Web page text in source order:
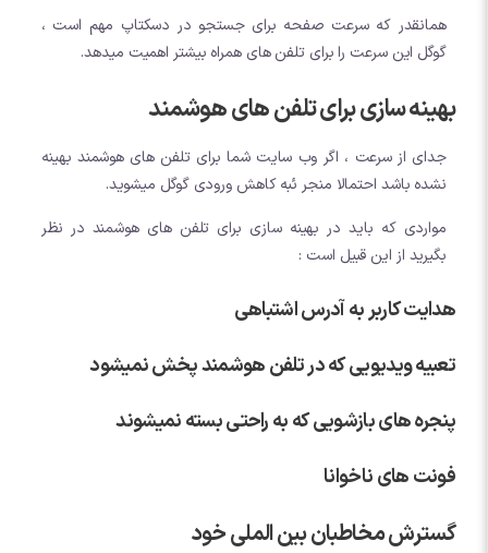
همانقدر که سرعت صفحه برای جستجو در دسکتاپ مهم است ،
گوگل این سرعت را برای تلفن های همراه بیشتر اهمیت میدهد.
بهینه سازی برای تلفن های هوشمند
جدای از سرعت ، اگر وب سایت شما برای تلفن های هوشمند بهینه
نشده باشد احتمالا منجر ئبه کاهش ورودی گوگل میشوید.
مواردی که باید در بهینه سازی برای تلفن های هوشمند در نظر
بگیرید از این قبیل است :
هدایت کاربر به آدرس اشتباهی
تعبیه ویدیویی که در تلفن هوشمند پخش نمیشود
پنجره های بازشویی که به راحتی بسته نمیشوند
فونت های ناخوانا
گسترش مخاطبان بین الملی خود